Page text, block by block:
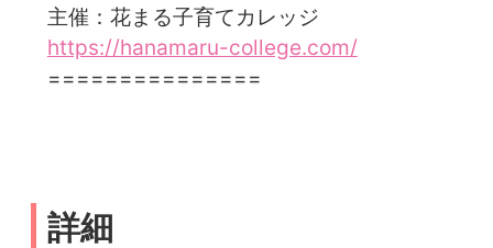
主催：花まる子育てカレッジ
https://hanamaru-college.com/
===============
詳細